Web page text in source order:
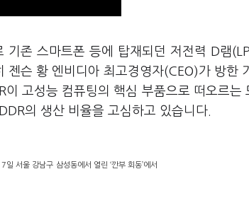
기존 스마트폰 등에 탑재되던 저전력 D램
슨 황 엔비디아 최고경영자(CEO)가 방한
고성능 컴퓨팅의 핵심 부품으로 떠오르는
의 생산 비율을 고심하고 있습니다.
서울 강남구 삼성동에서 열린 ‘깐부 회동’에서